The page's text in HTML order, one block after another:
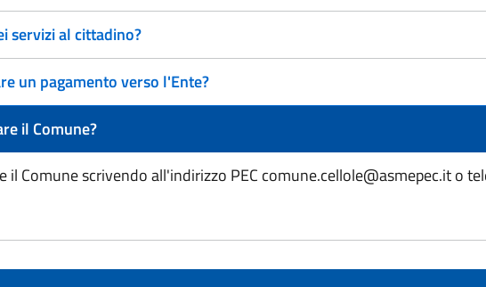
servizi al cittadino?
un pagamento verso l'Ente?
il Comune?
il Comune scrivendo all'indirizzo PEC comune.cellole@asmepec.it o